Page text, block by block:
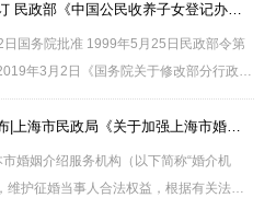
和国民法典》(以下简称民法典)，制定···
2023.07.02修订 民政部《中国公民收养子女登记办法》
日国务院批准 1999年5月25日民政部令第
年3月2日《国务院关于修改部分行政法
修订 根据2023年7月20日《国务院关于
政法规的决定》第二次修订）第一条为···
2023.05.01发布|上海市民政局《关于加强上海市婚姻介绍服务机构监管的指导意见》
婚姻介绍服务机构（以下简称“婚介机
维护征婚当事人合法权益，根据有关法律